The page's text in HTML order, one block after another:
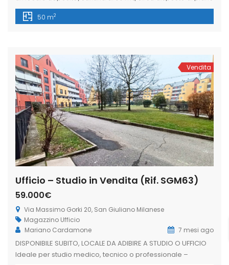
interrato di uno stabile residenziale, facilmente
raggiungibile dall’esterno tramite rampa carrabile e
funzionalità in posizione centrale. Libero subito!
L’immobiliare Freedom […]
50 m2
Vendita
Ufficio – Studio in Vendita (Rif. SGM63)
59.000€
Via Massimo Gorki 20, San Giuliano Milanese
Magazzino Ufficio
Mariano Cardamone
7 mesi ago
DISPONIBILE SUBITO, LOCALE DA ADIBIRE A STUDIO O UFFICIO
Ideale per studio medico, tecnico o professionale –